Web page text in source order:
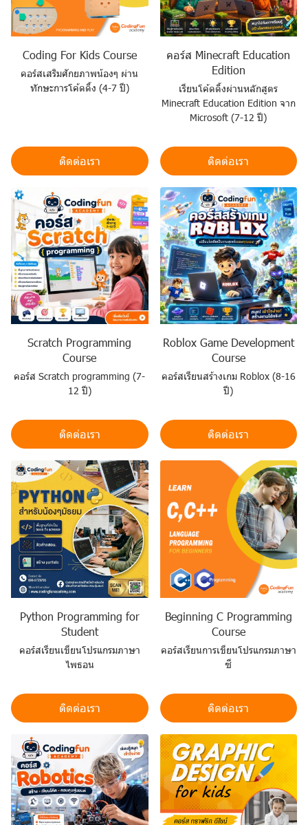
Coding For Kids Course
คอร์สเสริมศักยภาพน้องๆ ผ่าน
ทักษะการโค้ดดิ้ง (4-7 ปี)
ติดต่อเรา
คอร์ส Minecraft Education
Edition
เรียนโค้ดดิ้งผ่านหลักสูตร
Minecraft Education Edition จาก
Microsoft (7-12 ปี)
ติดต่อเรา
Scratch Programming
Course
คอร์ส Scratch programming (7-
12 ปี)
ติดต่อเรา
Roblox Game Development
Course
คอร์สเรียนสร้างเกม Roblox (8-16
ปี)
ติดต่อเรา
Python Programming for
Student
คอร์สเรียนเขียนโปรแกรมภาษา
ไพธอน
ติดต่อเรา
Beginning C Programming
Course
คอร์สเรียนการเขียนโปรแกรมภาษา
ซี
ติดต่อเรา